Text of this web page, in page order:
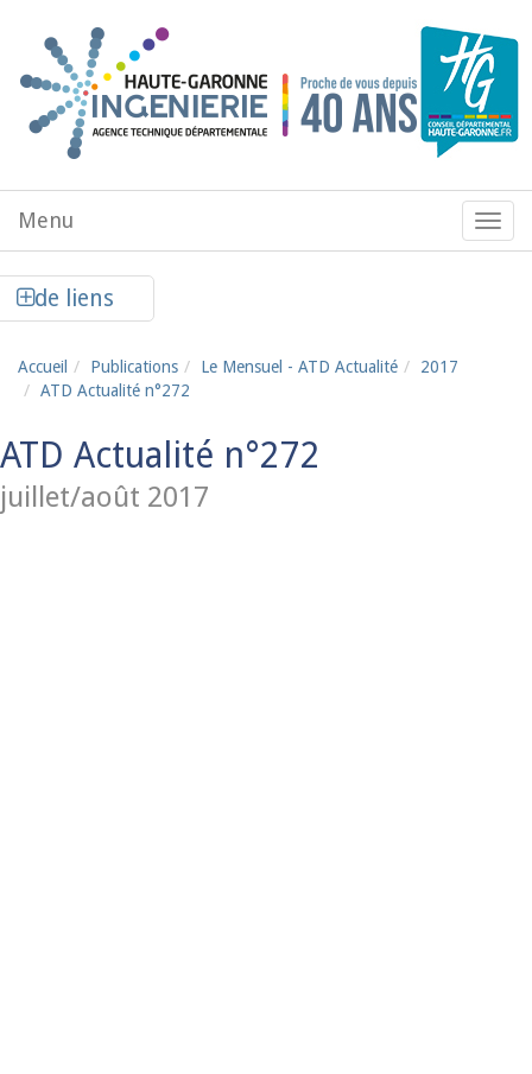
Menu
de
Menu
de liens
Accueil Publications Le Mensuel - ATD Actualité
2017
ATD Actualité n°272
ATD Actualité n°272
juillet/août 2017